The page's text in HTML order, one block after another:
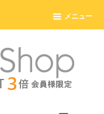
メニュー